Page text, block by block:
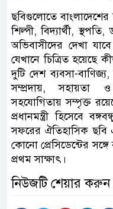
ছবিগুলোতে
শিল্পী, বিদ্যার্থী,
অভিবাসীদের দেখা
যেখানে চিত্রিত হয়েছে
দুটি দেশ ব্যবসা-
সম্প্রদায়, সহায়তা
সহযোগিতায় সম্পৃক্ত
প্রধানমন্ত্রী হিসেবে
সফরের ঐতিহাসিক ছবি
কোনো প্রেসিডেন্টের
প্রথম সাক্ষাৎ।
নিউজটি শেয়ার করুন